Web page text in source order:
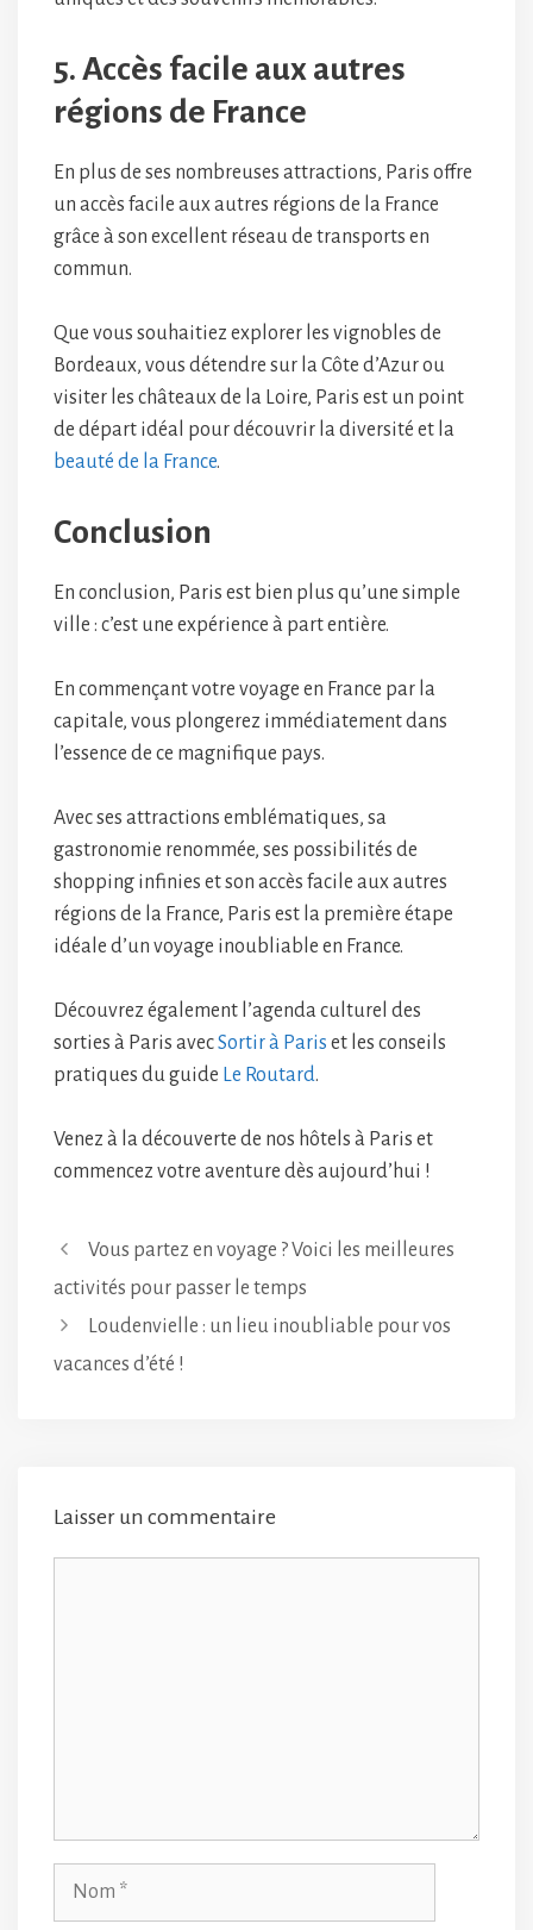
5. Accès facile aux autres
régions de France
En plus de ses nombreuses attractions, Paris offre
un accès facile aux autres régions de la France
grâce à son excellent réseau de transports en
commun.
Que vous souhaitiez explorer les vignobles de
Bordeaux, vous détendre sur la Côte d’Azur ou
visiter les châteaux de la Loire, Paris est un point
de départ idéal pour découvrir la diversité et la
beauté de la France.
Conclusion
En conclusion, Paris est bien plus qu’une simple
ville : c’est une expérience à part entière.
En commençant votre voyage en France par la
capitale, vous plongerez immédiatement dans
l’essence de ce magnifique pays.
Avec ses attractions emblématiques, sa
gastronomie renommée, ses possibilités de
shopping infinies et son accès facile aux autres
régions de la France, Paris est la première étape
idéale d’un voyage inoubliable en France.
Découvrez également l’agenda culturel des
sorties à Paris avecSortir à Paris et les conseils
pratiques du guide Le Routard.
Venez à la découverte de nos hôtels à Paris et
commencez votre aventure dès aujourd’hui !
Vous partez en voyage ? Voici les meilleures
activités pour passer le temps
Loudenvielle : un lieu inoubliable pour vos
vacances d’été !
Laisser un commentaire